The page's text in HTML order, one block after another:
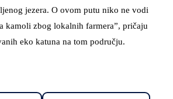
jezera. O ovom putu niko ne vodi
kamoli zbog lokalnih farmera”, pričaju
eko katuna na tom području.